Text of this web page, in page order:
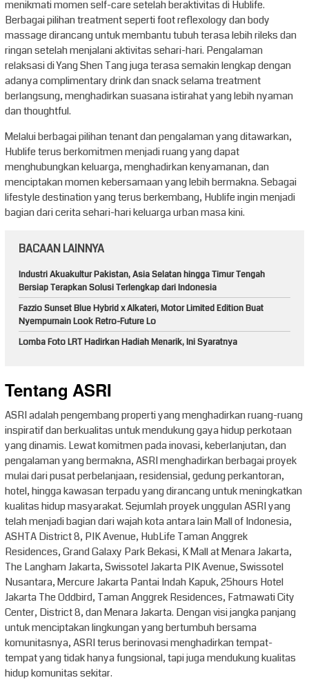
menikmati momen self-care setelah beraktivitas di Hublife.
Berbagai pilihan treatment seperti foot reflexology dan body
massage dirancang untuk membantu tubuh terasa lebih rileks dan
ringan setelah menjalani aktivitas sehari-hari. Pengalaman
relaksasi di Yang Shen Tang juga terasa semakin lengkap dengan
adanya complimentary drink dan snack selama treatment
berlangsung, menghadirkan suasana istirahat yang lebih nyaman
dan thoughtful.
Melalui berbagai pilihan tenant dan pengalaman yang ditawarkan,
Hublife terus berkomitmen menjadi ruang yang dapat
menghubungkan keluarga, menghadirkan kenyamanan, dan
menciptakan momen kebersamaan yang lebih bermakna. Sebagai
lifestyle destination yang terus berkembang, Hublife ingin menjadi
bagian dari cerita sehari-hari keluarga urban masa kini.
BACAAN LAINNYA
Industri Akuakultur Pakistan, Asia Selatan hingga Timur Tengah
Bersiap Terapkan Solusi Terlengkap dari Indonesia
Fazzio Sunset Blue Hybrid x Alkateri, Motor Limited Edition Buat
Nyempurnain Look Retro-Future Lo
Lomba Foto LRT Hadirkan Hadiah Menarik, Ini Syaratnya
Tentang ASRI
ASRI adalah pengembang properti yang menghadirkan ruang-ruang
inspiratif dan berkualitas untuk mendukung gaya hidup perkotaan
yang dinamis. Lewat komitmen pada inovasi, keberlanjutan, dan
pengalaman yang bermakna, ASRI menghadirkan berbagai proyek
mulai dari pusat perbelanjaan, residensial, gedung perkantoran,
hotel, hingga kawasan terpadu yang dirancang untuk meningkatkan
kualitas hidup masyarakat. Sejumlah proyek unggulan ASRI yang
telah menjadi bagian dari wajah kota antara lain Mall of Indonesia,
ASHTA District 8, PIK Avenue, HubLife Taman Anggrek
Residences, Grand Galaxy Park Bekasi, K Mall at Menara Jakarta,
The Langham Jakarta, Swissotel Jakarta PIK Avenue, Swissotel
Nusantara, Mercure Jakarta Pantai Indah Kapuk, 25hours Hotel
Jakarta The Oddbird, Taman Anggrek Residences, Fatmawati City
Center, District 8, dan Menara Jakarta. Dengan visi jangka panjang
untuk menciptakan lingkungan yang bertumbuh bersama
komunitasnya, ASRI terus berinovasi menghadirkan tempat-
tempat yang tidak hanya fungsional, tapi juga mendukung kualitas
hidup komunitas sekitar.